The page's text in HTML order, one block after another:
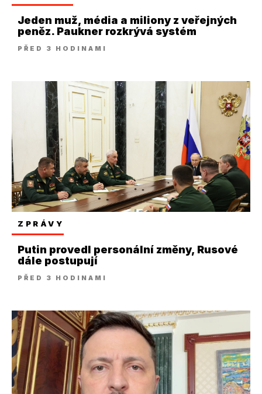
Jeden muž, média a miliony z veřejných
peněz. Paukner rozkrývá systém
PŘED 3 HODINAMI
ZPRÁVY
Putin provedl personální změny, Rusové
dále postupují
PŘED 3 HODINAMI